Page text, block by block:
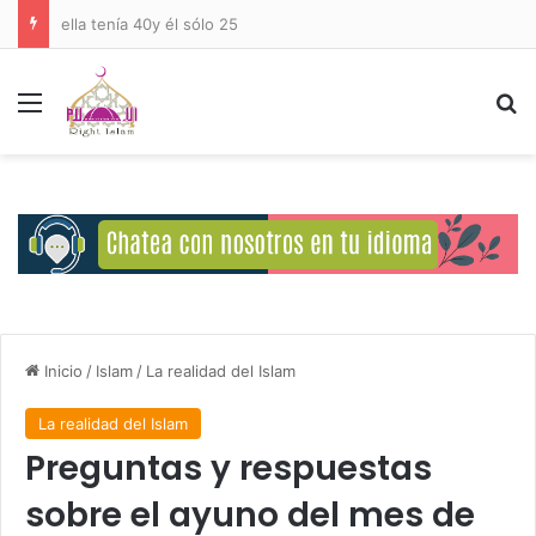
Deberes del Ser Humano Hacia Allah
Menú
Inicio / Islam / La realidad del Islam
La realidad del Islam
Preguntas y respuestas
sobre el ayuno del mes de